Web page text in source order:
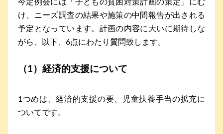
今定例会には「子どもの貧困対策計画の策定」にむ
け、ニーズ調査の結果や施策の中間報告が出される
予定となっています。計画の内容に大いに期待しな
がら、以下、6点にわたり質問致します。
（1）経済的支援について
1つめは、経済的支援の要、児童扶養手当の拡充に
ついてです。